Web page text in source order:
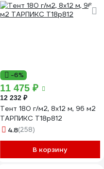
-6%
11 475 ₽
12 232 ₽
Тент 180 г/м2, 8x12 м, 96 м2
ТАРПИКС Т18р812
4.8(258)
В корзину